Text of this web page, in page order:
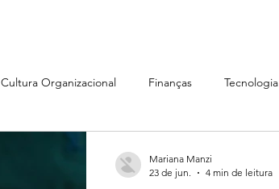
Cultura Organizacional Finanças Tecnologia
Mariana Manzi
23 de jun.
4 min de leitura